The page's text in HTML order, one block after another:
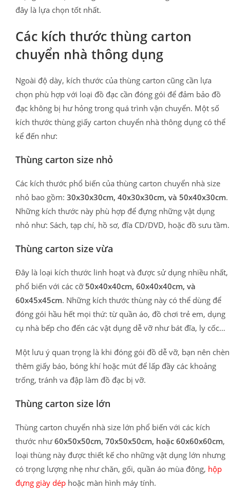
đây là lựa chọn tốt nhất.
Các kích thước thùng carton
chuyển nhà thông dụng
Ngoài độ dày, kích thước của thùng carton cũng cần lựa
chọn phù hợp với loại đồ đạc cần đóng gói để đảm bảo đồ
đạc không bị hư hỏng trong quá trình vận chuyển. Một số
kích thước thùng giấy carton chuyển nhà thông dụng có thể
kể đến như:
Thùng carton size nhỏ
Các kích thước phổ biến của thùng carton chuyển nhà size
nhỏ bao gồm: 30x30x30cm, 40x30x30cm, và 50x40x30cm.
Những kích thước này phù hợp để đựng những vật dụng
nhỏ như: Sách, tạp chí, hồ sơ, đĩa CD/DVD, hoặc đồ sưu tầm.
Thùng carton size vừa
Đây là loại kích thước linh hoạt và được sử dụng nhiều nhất,
phổ biến với các cỡ50x40x40cm, 60x40x40cm, và
60x45x45cm. Những kích thước thùng này có thể dùng để
đóng gói hầu hết mọi thứ: từ quần áo, đồ chơi trẻ em, dụng
cụ nhà bếp cho đến các vật dụng dễ vỡ như bát đĩa, ly cốc…
Một lưu ý quan trọng là khi đóng gói đồ dễ vỡ, bạn nên chèn
thêm giấy báo, bóng khí hoặc mút để lấp đầy các khoảng
trống, tránh va đập làm đồ đạc bị vỡ.
Thùng carton size lớn
Thùng carton chuyển nhà size lớn phổ biến với các kích
thước như60x50x50cm, 70x50x50cm, hoặc 60x60x60cm,
loại thùng này được thiết kế cho những vật dụng lớn nhưng
có trọng lượng nhẹ như chăn, gối, quần áo mùa đông, hộp
đựng giày dép hoặc màn hình máy tính.